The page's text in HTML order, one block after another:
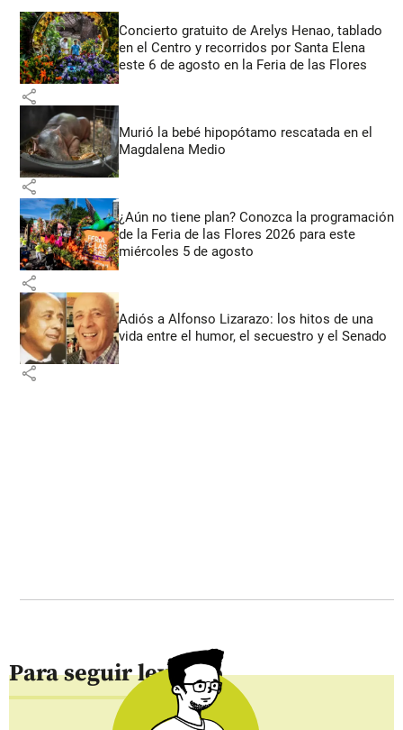
Concierto gratuito de Arelys Henao, tablado
en el Centro y recorridos por Santa Elena
este 6 de agosto en la Feria de las Flores
share
Murió la bebé hipopótamo rescatada en el
Magdalena Medio
share
¿Aún no tiene plan? Conozca la programación
de la Feria de las Flores 2026 para este
miércoles 5 de agosto
share
Adiós a Alfonso Lizarazo: los hitos de una
vida entre el humor, el secuestro y el Senado
share
Para seguir leyendo